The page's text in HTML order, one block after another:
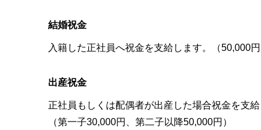
結婚祝金
入籍した正社員へ祝金を支給します。（50,000円
出産祝金
正社員もしくは配偶者が出産した場合祝金を支給
（第一子30,000円、第二子以降50,000円）